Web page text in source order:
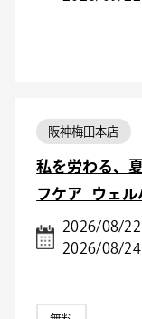
阪神梅田本店
私を労わる、
フケア_ウェル
2026/08/
2026/08/